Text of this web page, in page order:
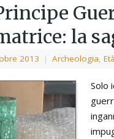
la
2013 | Archeologia,
Solo